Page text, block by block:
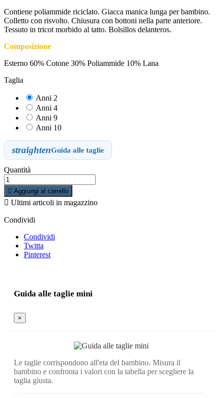
Contiene poliammide riciclato. Giacca manica lunga per bambino.
Colletto con risvolto. Chiusura con bottoni nella parte anteriore.
Tessuto in tricot morbido al tatto. Bolsillos delanteros.
Composizione
Esterno 60% Cotone 30% Poliammide 10% Lana
Taglia
Anni 2
Anni 4
Anni 9
Anni 10
straightenGuida alle taglie
Quantità
 Aggiungi al carrello
 Ultimi articoli in magazzino
Condividi
Condividi
Twitta
Pinterest
Guida alle taglie mini
×
Le taglie corrispondono all'eta del bambino. Misura il
bambino e confronta i valori con la tabella per scegliere la
taglia giusta.